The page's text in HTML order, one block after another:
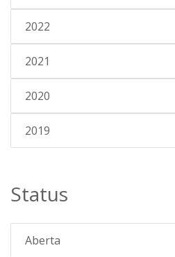
2022
2021
2020
2019
Status
Aberta